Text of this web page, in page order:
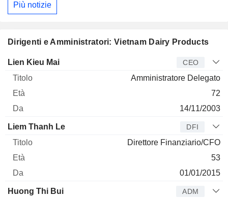
Più notizie
Dirigenti e Amministratori: Vietnam Dairy Products
Manager Titolo
Lien Kieu Mai CEO
Amministratore Delegato
72
14/11/2003
Liem Thanh Le DFI
Direttore Finanziario/CFO
53
01/01/2015
Huong Thi Bui ADM